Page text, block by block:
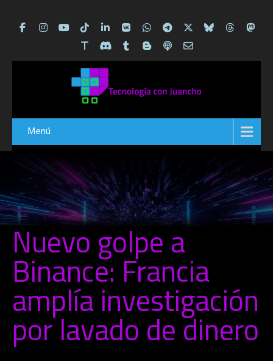
Menú
Nuevo golpe a
Binance: Francia
amplía investigación
por lavado de dinero